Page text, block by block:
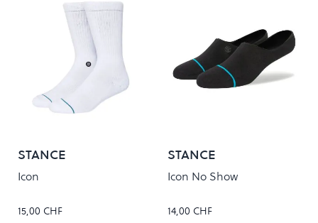
STANCE
Icon
15,00 CHF
STANCE
Icon No Show
14,00 CHF